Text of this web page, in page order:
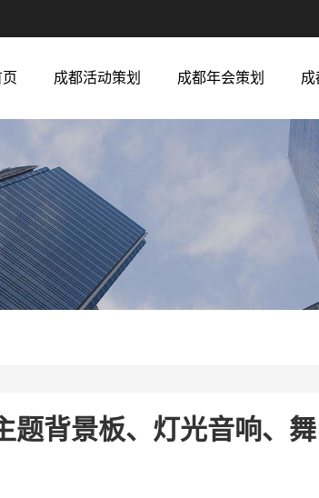
成都活动策划 成都年会策划 成
题背景板、灯光音响、舞